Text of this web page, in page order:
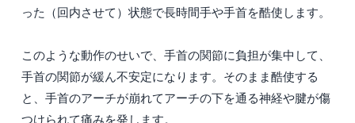
った（回内させて）状態で長時間手や手首を酷使します。
このような動作のせいで、手首の関節に負担が集中して、
手首の関節が緩ん不安定になります。そのまま酷使する
と、手首のアーチが崩れてアーチの下を通る神経や腱が傷
つけられて痛みを発します。